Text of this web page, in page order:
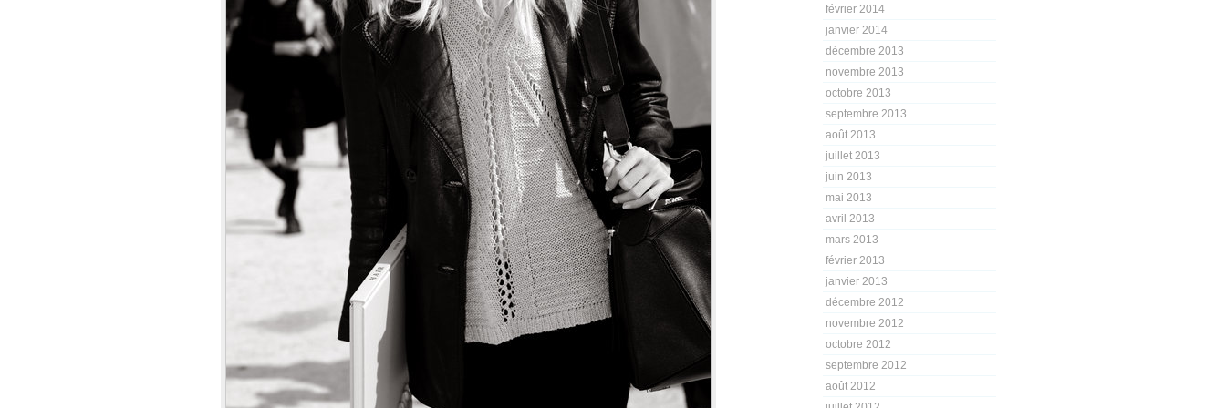
février 2014
janvier 2014
décembre 2013
novembre 2013
octobre 2013
septembre 2013
août 2013
juillet 2013
juin 2013
mai 2013
avril 2013
mars 2013
février 2013
janvier 2013
décembre 2012
novembre 2012
octobre 2012
septembre 2012
août 2012